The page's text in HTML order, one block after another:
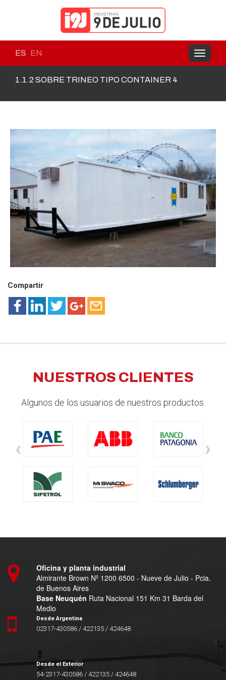
ES EN
Toggle
1.1.2 SOBRE TRINEO TIPO CONTAINER 4
Compartir
NUESTROS CLIENTES
Algunos de los usuarios de nuestros productos.
‹ ›
Oficina y planta industrial
Almirante Brown Nº 1200 6500 - Nueve de Julio - Pcia.
de Buenos Aires
Base Neuquén Ruta Nacional 151 Km 31 Barda del
Medio
Desde Argentina
02317-430586 / 422135 / 424648
Desde el Exterior
54-2317-430586 / 422135 / 424648